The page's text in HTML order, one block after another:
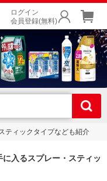
ログイン
会員登録(無料)
ティックタイプなども紹介
入るスプレー・スティッ